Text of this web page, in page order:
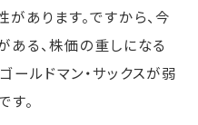
あります。ですから、今
ある、株価の重しになる
ールドマン・サックスが弱
。